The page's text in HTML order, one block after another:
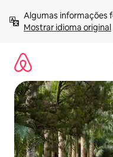
para
Mostrar idioma original